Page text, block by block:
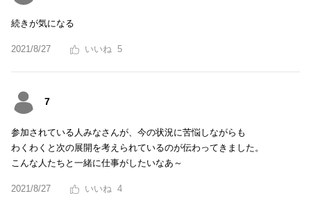
続きが気になる
2021/8/27 5
7
参加されている人みなさんが、今の状況に苦悩しながらも
わくわくと次の展開を考えられているのが伝わってきました。
こんな人たちと一緒に仕事がしたいなあ～
2021/8/27 4